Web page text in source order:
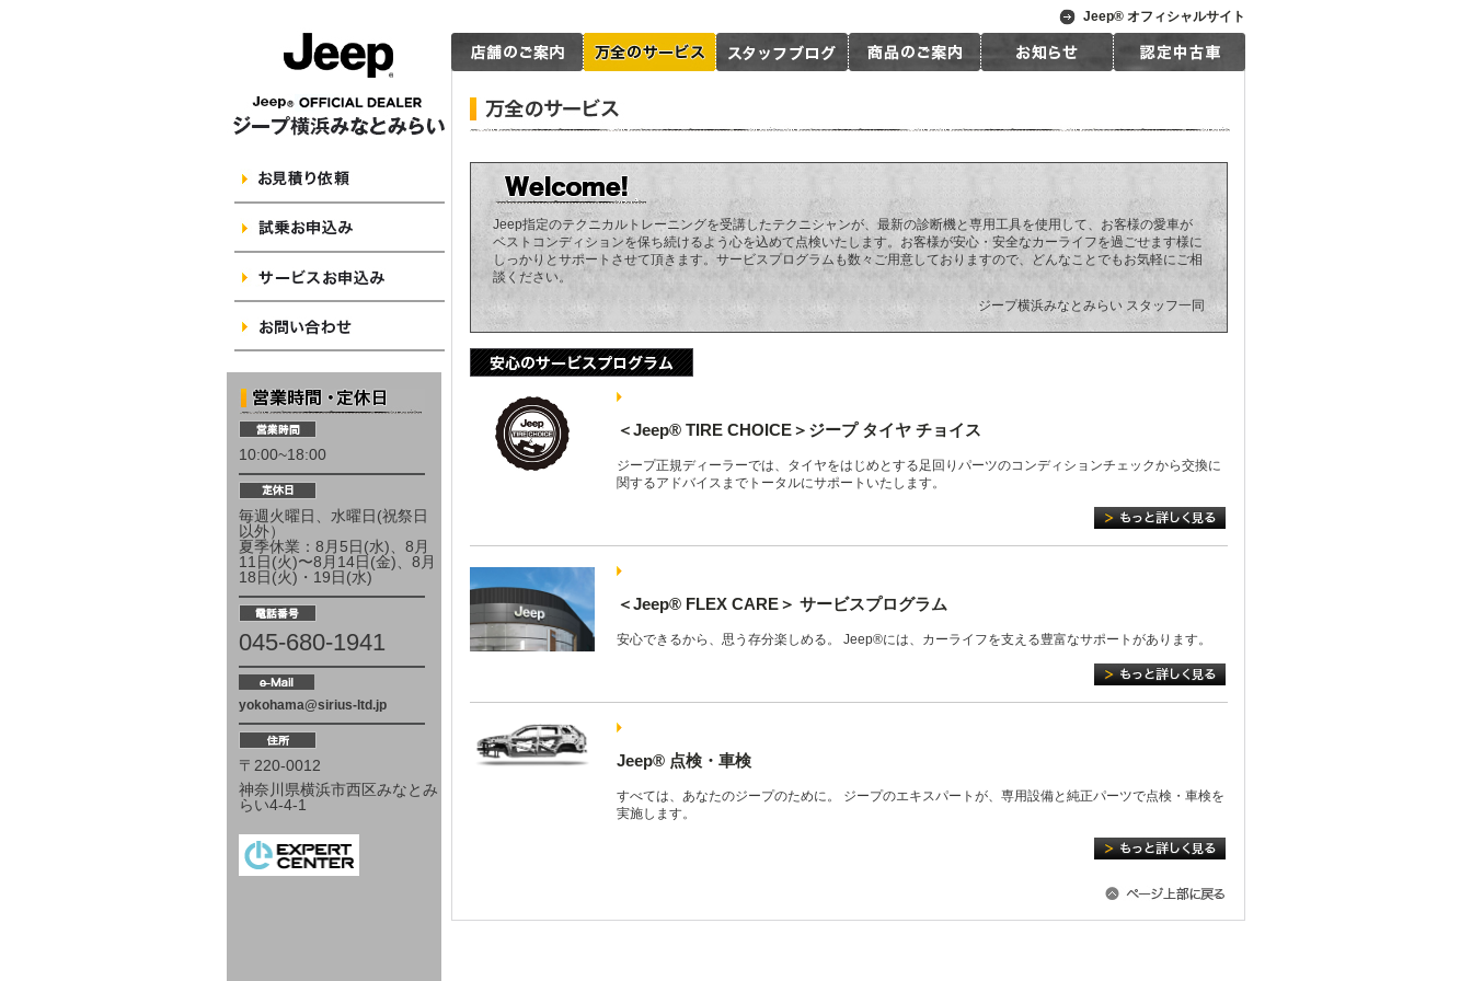
10:00~18:00
毎週火曜日、水曜日(祝祭日
以外）
夏季休業：8月5日(水)、8月
11日(火)〜8月14日(金)、8月
18日(火)・19日(水)
045-680-1941
yokohama@sirius-ltd.jp
〒220-0012
神奈川県横浜市西区みなとみ
らい4-4-1
Jeep® オフィシャルサイト
Jeep指定のテクニカルトレーニングを受講したテクニシャンが、最新の診断機と専用工具を使用して、お客様の愛車が
ベストコンディションを保ち続けるよう心を込めて点検いたします。お客様が安心・安全なカーライフを過ごせます様に
しっかりとサポートさせて頂きます。サービスプログラムも数々ご用意しておりますので、どんなことでもお気軽にご相
談ください。
ジープ横浜みなとみらい スタッフ一同
＜Jeep® TIRE CHOICE＞ジープ タイヤ チョイス
ジープ正規ディーラーでは、タイヤをはじめとする足回りパーツのコンディションチェックから交換に
関するアドバイスまでトータルにサポートいたします。
＜Jeep®︎ FLEX CARE＞ サービスプログラム
安心できるから、思う存分楽しめる。 Jeep®には、カーライフを支える豊富なサポートがあります。
Jeep® 点検・車検
すべては、あなたのジープのために。 ジープのエキスパートが、専用設備と純正パーツで点検・車検を
実施します。